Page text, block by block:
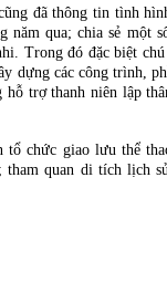
đã thông tin tình
năm qua; chia sẻ một
Trong đó đặc biệt
dựng các công trình,
trợ thanh niên lập
chức giao lưu thể
quan di tích lịch